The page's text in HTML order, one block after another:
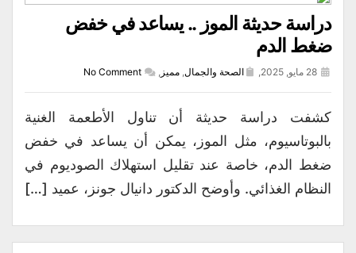
دراسة حديثة الموز .. يساعد في خفض
ضغط الدم
الصحة والجمال مميز No Comment
كشفت دراسة حديثة أن تناول الأطعمة الغنية
بالبوتاسيوم، مثل الموز، يمكن أن يساعد في خفض
ضغط الدم، خاصة عند تقليل استهلاك الصوديوم في
النظام الغذائي. وأوضح الدكتور دانيال جونز، عميد […]